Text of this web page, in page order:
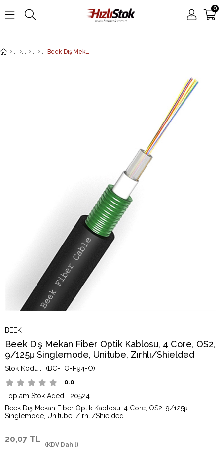
0
Beek Dış Mekan Fiber Optik Kablosu, 4 Core, OS2, 9/125μ Singlemode, Unitube, Zırhlı/Shielded
BEEK
Beek Dış Mekan Fiber Optik Kablosu, 4 Core, OS2,
9/125μ Singlemode, Unitube, Zırhlı/Shielded
(BC-FO-I-94-O)
0.0
Toplam Stok Adedi : 20524
Beek Dış Mekan Fiber Optik Kablosu, 4 Core, OS2, 9/125μ
Singlemode, Unitube, Zırhlı/Shielded
20,07 TL
(KDV Dahil)